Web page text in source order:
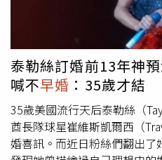
男性。超過一成提到曾遭伴侶
裡，85%的伴侶至少年長5歲
卻常被非正式結合或偽造文
年童婚限制法》（Child
特定條件下仍允許未成年婚姻
（UNICEF）也強調，童婚增
少年懷孕與心理健康問題的風
有進展——20至24歲女性自述
之一降至2021年的不足五分
過世前曾因2度中風而臥病在
力的照顧，也感念母親在艱
憂的打拚，深感家人付出與
吃飯，媽媽也會為我做最愛的
的幸福時刻。她也回憶，在父
母一同去東部度假，那是唯一
最難忘的記憶。「那次全程由
因為爸爸當年反對我進演藝圈
信任。」對於「孝順」的定義
泰勒絲訂婚前13年神
喊不早婚 ：35歲才結
35歲美國流行天后泰勒絲（
酋長隊球星崔維斯凱爾西（
婚喜訊。而近日粉絲們翻出了